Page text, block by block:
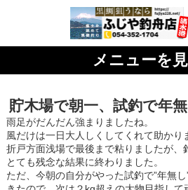
メニューを
貯木場で朝一、試釣で年
雨足がだんだん強まりましたね。
風だけは一日大人しくしてくれて助かり
折戸方面浅場で最後まで粘りましたが、
とても残念な結果に終わりました。
ただ、今朝の自分がやった試釣で”年無